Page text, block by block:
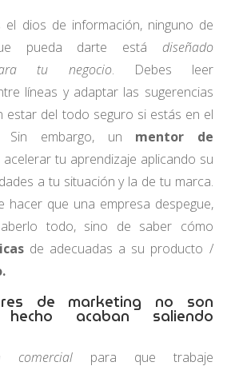
el dios de información, ninguno de
pueda darte está diseñado
tu negocio. Debes leer
líneas y adaptar las sugerencias
estar del todo seguro si estás en el
Sin embargo, un mentor de
acelerar tu aprendizaje aplicando su
a tu situación y la de tu marca.
hacer que una empresa despegue,
todo, sino de saber cómo
de adecuadas a su producto /
de marketing no son
acaban saliendo
para que trabaje